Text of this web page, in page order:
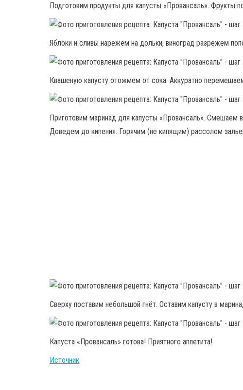
Подготовим продукты для капусты «Провансаль». Фрукты
Яблоки и сливы нарежем на дольки, виноград разрежем
Квашеную капусту отожмем от сока. Аккуратно
Приготовим маринад для капусты «Провансаль». Смешаем
Доведем до кипения. Горячим (не кипящим) рассолом
Сверху поставим небольшой гнёт. Оставим капусту в
Капуста «Провансаль» готова! Приятного аппетита!
Источник